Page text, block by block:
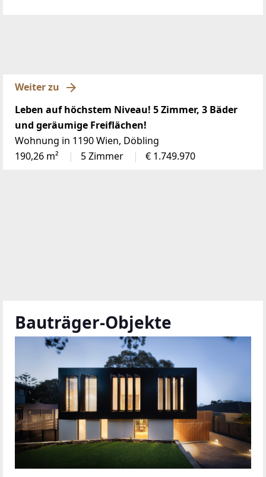
Weiter zu
Leben auf höchstem Niveau! 5 Zimmer, 3 Bäder
und geräumige Freiflächen!
Wohnung in 1190 Wien, Döbling
190,26 m²
5 Zimmer € 1.749.970
Bauträger-Objekte